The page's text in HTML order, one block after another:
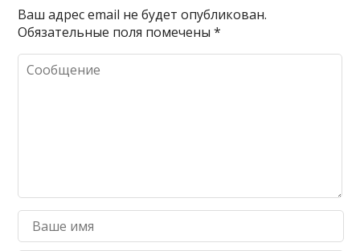
Ваш адрес email не будет опубликован.
Обязательные поля помечены*